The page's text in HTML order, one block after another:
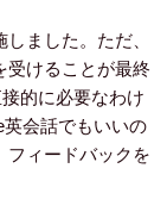
ました。ただ、
受けることが最終
的に必要なわけ
会話でもいいの
フィードバックを